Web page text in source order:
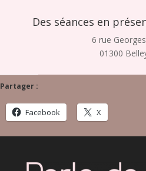
Des séances en
6 rue
01300
Partager :
Facebook X